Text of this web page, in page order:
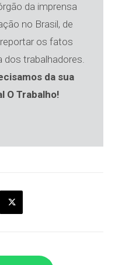
da imprensa
no Brasil, de
os fatos
dos trabalhadores.
da sua
O Trabalho!